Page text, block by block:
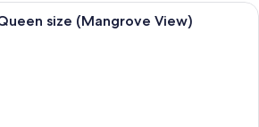
Habitación de hotel con dos camas,
size (Mangrove View)